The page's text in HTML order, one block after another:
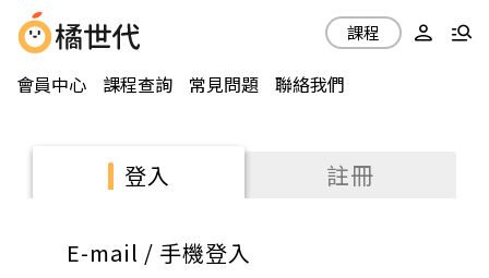
會員中心 課程查詢 常見問題 聯絡我們
課程
登入 註冊
E-mail / 手機登入